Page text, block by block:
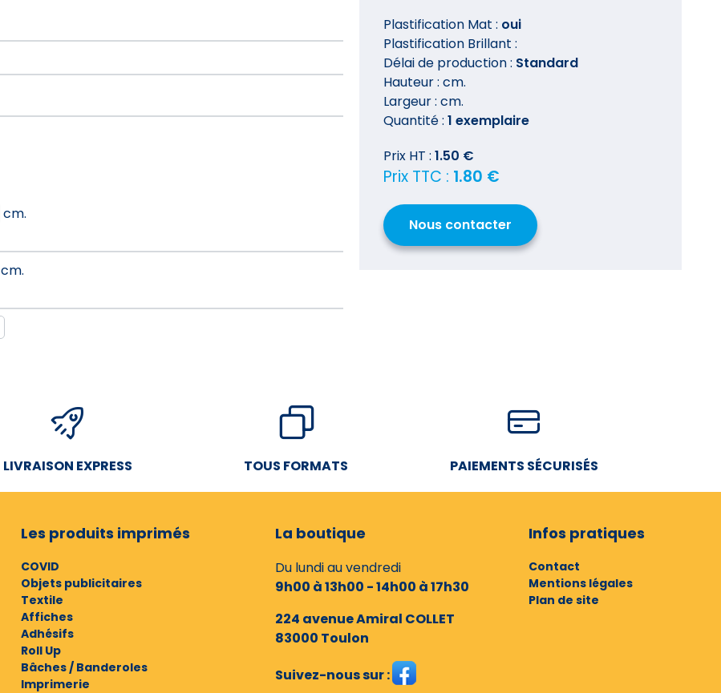
cm.
cm.
Plastification Mat : oui
Plastification Brillant :
Délai de production : Standard
Hauteur : cm.
Largeur : cm.
Quantité : 1 exemplaire
Prix HT : 1.50 €
Prix TTC : 1.80 €
Nous contacter
LIVRAISON EXPRESS TOUS FORMATS PAIEMENTS SÉCURISÉS
Les produits imprimés
COVID
Objets publicitaires
Textile
Affiches
Adhésifs
Roll Up
Bâches / Banderoles
Imprimerie
La boutique
Du lundi au vendredi
9h00 à 13h00 - 14h00 à 17h30
224 avenue Amiral COLLET
83000 Toulon
Suivez-nous sur :
Infos pratiques
Contact
Mentions légales
Plan de site